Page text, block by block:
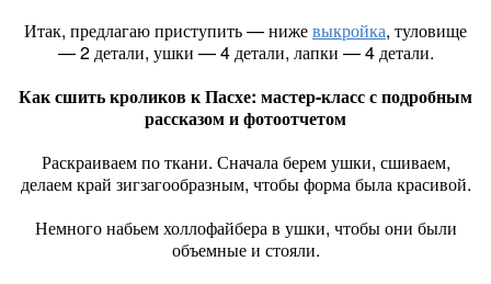
Итак, предлагаю приступить — нижевыкройка, туловище
— 2 детали, ушки — 4 детали, лапки — 4 детали.
Как сшить кроликов к Пасхе: мастер-класс с подробным
рассказом и фотоотчетом
Раскраиваем по ткани. Сначала берем ушки, сшиваем,
делаем край зигзагообразным, чтобы форма была красивой.
Немного набьем холлофайбера в ушки, чтобы они были
объемные и стояли.